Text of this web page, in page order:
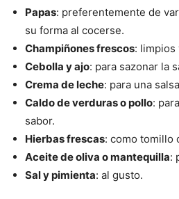
Papas: preferentemente de
su forma al cocerse.
Champiñones frescos: limpios
Cebolla y ajo: para sazonar la
Crema de leche: para una
Caldo de verduras o pollo:
sabor.
Hierbas frescas: como tomillo
Aceite de oliva o mantequilla:
Sal y pimienta: al gusto.